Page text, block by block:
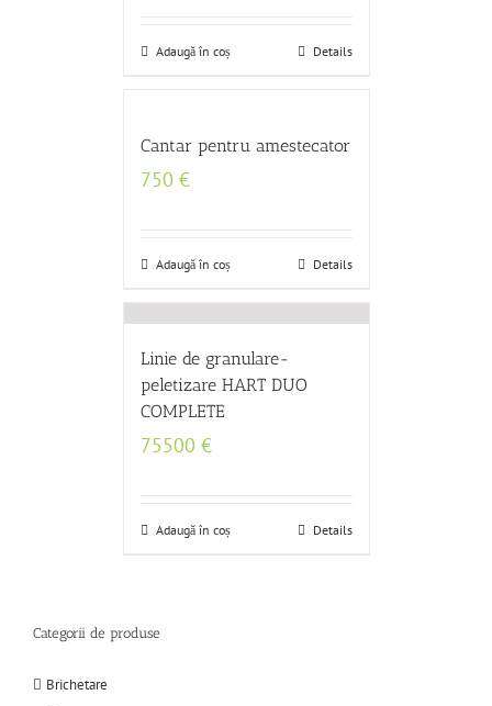
Adaugă în coș Details
Cantar pentru amestecator
750 €
Adaugă în coș Details
Linie de granulare-
peletizare HART DUO
COMPLETE
75500 €
Adaugă în coș Details
Categorii de produse
Brichetare